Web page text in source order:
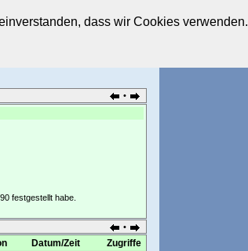
dass wir Cookies verwenden.
•
festgestellt habe.
•
Datum/Zeit Zugriffe